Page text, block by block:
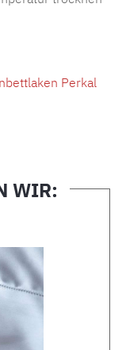
Perkal
WIR: